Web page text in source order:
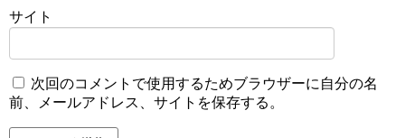
サイト
次回のコメントで使用するためブラウザーに自分の名
前、メールアドレス、サイトを保存する。